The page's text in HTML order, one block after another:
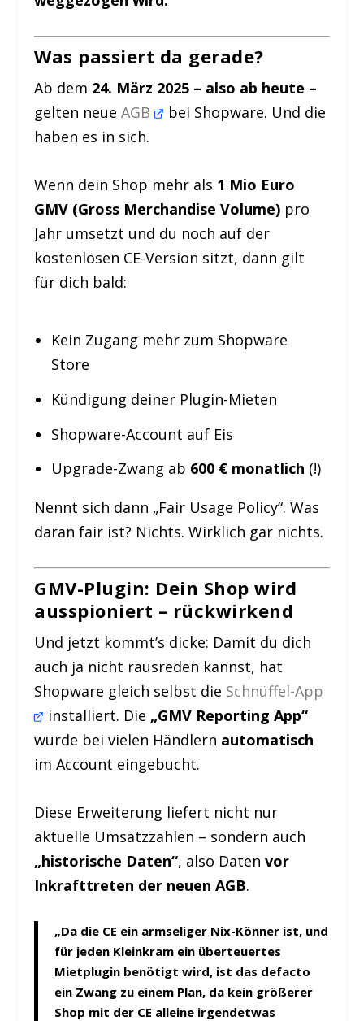
Was passiert da gerade?
Ab dem 24. März 2025 – also ab heute –
gelten neueAGB
bei Shopware. Und die
haben es in sich.
Wenn dein Shop mehr als 1 Mio Euro
GMV (Gross Merchandise Volume) pro
Jahr umsetzt und du noch auf der
kostenlosen CE-Version sitzt, dann gilt
für dich bald:
Kein Zugang mehr zum Shopware
Store
Kündigung deiner Plugin-Mieten
Shopware-Account auf Eis
Upgrade-Zwang ab 600 € monatlich (!)
Nennt sich dann „Fair Usage Policy“. Was
daran fair ist? Nichts. Wirklich gar nichts.
GMV-Plugin: Dein Shop wird
ausspioniert – rückwirkend
Und jetzt kommt’s dicke: Damit du dich
auch ja nicht rausreden kannst, hat
Shopware gleich selbst die Schnüffel-App
installiert. Die „GMV Reporting App“
wurde bei vielen Händlern automatisch
im Account eingebucht.
Diese Erweiterung liefert nicht nur
aktuelle Umsatzzahlen – sondern auch
„historische Daten“, also Datenvor
Inkrafttreten der neuen AGB.
„Da die CE ein armseliger Nix-Könner ist, und
für jeden Kleinkram ein überteuertes
Mietplugin benötigt wird, ist das defacto
ein Zwang zu einem Plan, da kein größerer
Shop mit der CE alleine irgendetwas